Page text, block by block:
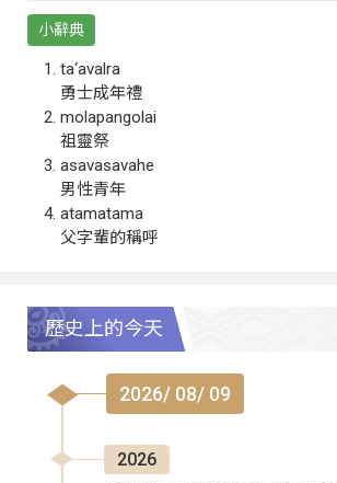
小辭典
ta‘avalra
勇士成年禮
molapangolai
祖靈祭
asavasavahe
男性青年
atamatama
父字輩的稱呼
歷史上的今天
2026/ 08/ 09
2026